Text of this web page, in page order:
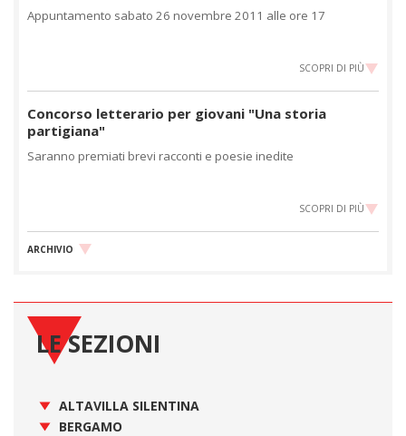
Appuntamento sabato 26 novembre 2011 alle ore 17
SCOPRI DI PIÙ
Concorso letterario per giovani "Una storia
partigiana"
Saranno premiati brevi racconti e poesie inedite
SCOPRI DI PIÙ
ARCHIVIO
LE SEZIONI
ALTAVILLA SILENTINA
BERGAMO